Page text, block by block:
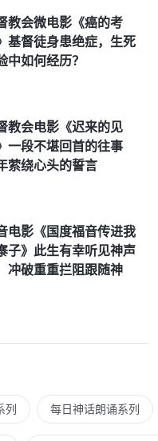
教会微电影《癌的考
基督徒身患绝症，生死
中如何经历？
教会电影《迟来的见
一段不堪回首的往事
萦绕心头的誓言
电影《国度福音传进我
子》此生有幸听见神声
破重重拦阻跟随神
列 每日神话朗诵系列